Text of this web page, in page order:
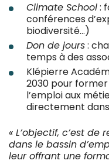
Climate School:
conférences
biodiversité…)
Don de jours:
temps à des
Klépierre
2030 pour
l’emploi aux
directement
« L’objectif, c’est
dans le bassin
leur offrant une